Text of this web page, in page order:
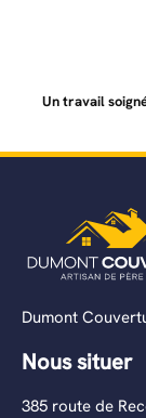
Un travail
Dumont
Nous situer
385 route de